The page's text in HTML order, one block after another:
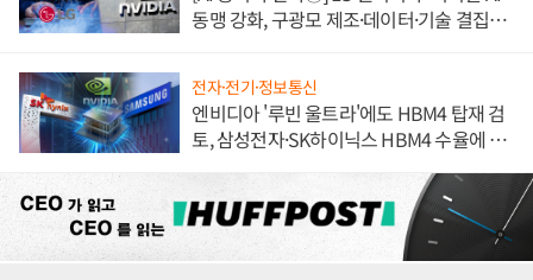
동맹 강화, 구광모 제조·데이터·기술 결집
전자·전기·정보통신
엔비디아 '루빈 울트라'에도 HBM4 탑재 검
토, 삼성전자·SK하이닉스 HBM4 수율에 주